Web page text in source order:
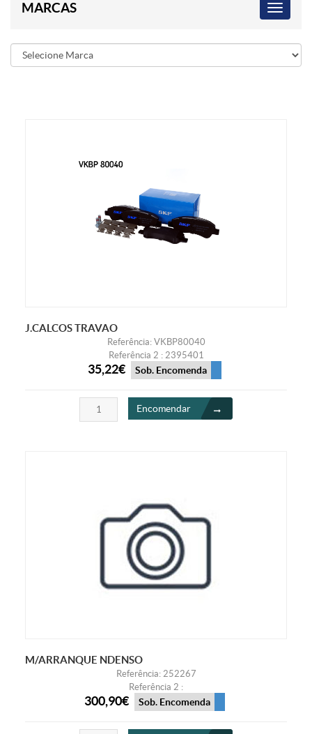
MARCAS
J.CALCOS TRAVAO
Referência: VKBP80040
Referência 2 : 2395401
35,22€ Sob. Encomenda
Encomendar
M/ARRANQUE NDENSO
Referência: 252267
Referência 2 :
300,90€ Sob. Encomenda